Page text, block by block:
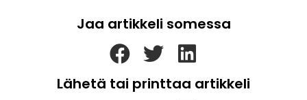
Jaa artikkeli somessa
Lähetä tai printtaa artikkeli